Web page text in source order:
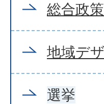
総合政
地域デ
選挙